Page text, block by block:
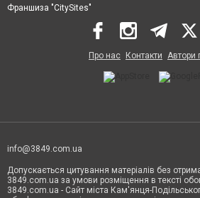
Франшиза "CitySites"
Про нас Контакти Автори
info@3849.com.ua
Допускається цитування матеріалів без
3849.com.ua за умови розміщення в тексті
3849.com.ua - Сайт міста Кам'янця-